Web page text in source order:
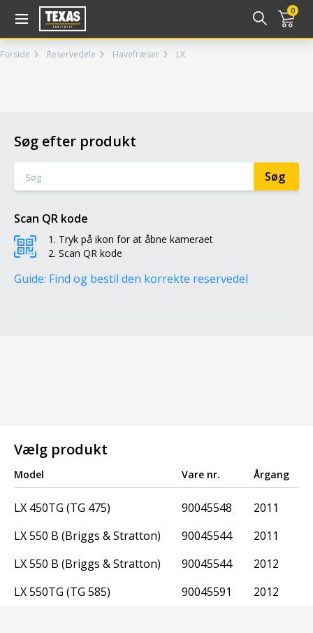
0
Forside Reservedele Havefræser LX
Søg efter produkt
Scan QR kode
Tryk på ikon for at åbne kameraet
Scan QR kode
Guide: Find og bestil den korrekte reservedel
Vælg produkt
Model
LX 450TG (TG 475)
LX 550 B (Briggs & Stratton)
LX 550 B (Briggs & Stratton)
LX 550TG (TG 585)
Vare nr.
90045548
90045544
90045544
90045591
Årgang
2011
2011
2012
2012